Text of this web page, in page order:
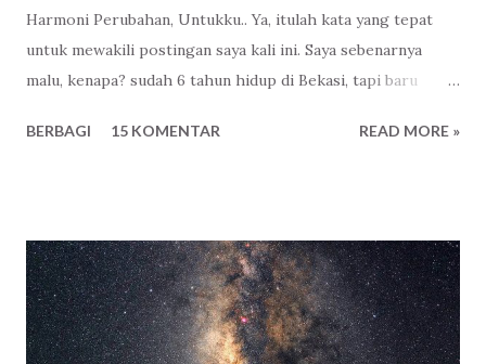
Harmoni Perubahan, Untukku.. Ya, itulah kata yang tepat
untuk mewakili postingan saya kali ini. Saya sebenarnya
malu, kenapa? sudah 6 tahun hidup di Bekasi, tapi baru
tahunnya yang ke 3. Miris. Flashback.. Malam itu seperti
yang penting? Dan ternyata ada! Seorang teman akan
menghadiri event bernama Ulang Tahun ke 3 Blogger
Bekasi pada tanggal 8 September 2012 yang
diselenggarakan di Balai Patriot , Kantor Walikota Bekasi
BERBAGI 15 KOMENTAR READ MORE »